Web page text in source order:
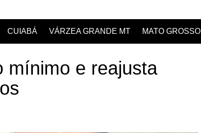
CUIABÁ VÁRZEA GRANDE MT MATO GROSSO
mínimo e reajusta